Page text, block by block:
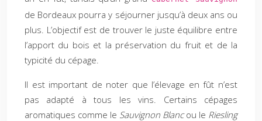
de Bordeaux pourra y séjourner jusqu’à deux ans ou
plus. L’objectif est de trouver le juste équilibre entre
l’apport du bois et la préservation du fruit et de la
typicité du cépage.
Il est important de noter que l’élevage en fût n’est
pas adapté à tous les vins. Certains cépages
aromatiques comme le Sauvignon Blancou le Riesling